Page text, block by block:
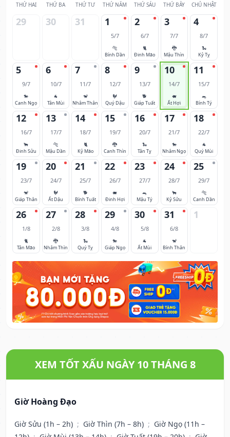
THỨ HAI THỨ BA THỨ TƯ THỨ NĂM THỨ SÁU THỨ BẢY CHỦ NHẬT
29 30 31 1
5/7
🐅
Bính Dần
2
6/7
🐈
Đinh Mão
3
7/7
🐉
Mậu Thìn
4
8/7
🐍
Kỷ Tỵ
5
9/7
🐎
Canh Ngọ
6
10/7
🐐
Tân Mùi
7
11/7
🐒
Nhâm Thân
8
12/7
🐓
Quý Dậu
9
13/7
🐕
Giáp Tuất
10
14/7
🐖
Ất Hợi
11
15/7
🐀
Bính Tý
12
16/7
🐂
Đinh Sửu
13
17/7
🐅
Mậu Dần
14
18/7
🐈
Kỷ Mão
15
19/7
🐉
Canh Thìn
16
20/7
🐍
Tân Tỵ
17
21/7
🐎
Nhâm Ngọ
18
22/7
🐐
Quý Mùi
19
23/7
🐒
Giáp Thân
20
24/7
🐓
Ất Dậu
21
25/7
🐕
Bính Tuất
22
26/7
🐖
Đinh Hợi
23
27/7
🐀
Mậu Tý
24
28/7
🐂
Kỷ Sửu
25
29/7
🐅
Canh Dần
26
1/8
🐈
Tân Mão
27
2/8
🐉
Nhâm Thìn
28
3/8
🐍
Quý Tỵ
29
4/8
🐎
Giáp Ngọ
30
5/8
🐐
Ất Mùi
31
6/8
🐒
Bính Thân
1
XEM TỐT XẤU NGÀY 10 THÁNG 8
Giờ Hoàng Đạo
Giờ Sửu (1h – 2h) ; Giờ Thìn (7h – 8h) ; Giờ Ngọ (11h –